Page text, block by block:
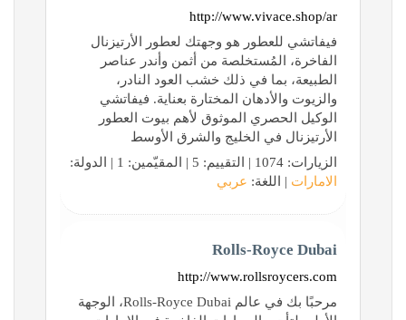
http://www.vivace.shop/ar
فيفاتشي للعطور هو وجهتك لعطور الأرتيزنال
الفاخرة، المُستخلصة من أثمن وأندر عناصر
الطبيعة، بما في ذلك خشب العود النادر،
والزيوت والأدهان المختارة بعناية. فيفاتشي
الوكيل الحصري الموثوق لأهم بيوت العطور
الأرتيزنال في الخليج والشرق الأوسط
الزيارات: 1074 | التقييم: 5 | المقيّمين: 1 | الدولة:
الامارات | اللغة: عربي
Rolls-Royce Dubai
http://www.rollsroycers.com
مرحبًا بك في عالم Rolls-Royce Dubai، الوجهة